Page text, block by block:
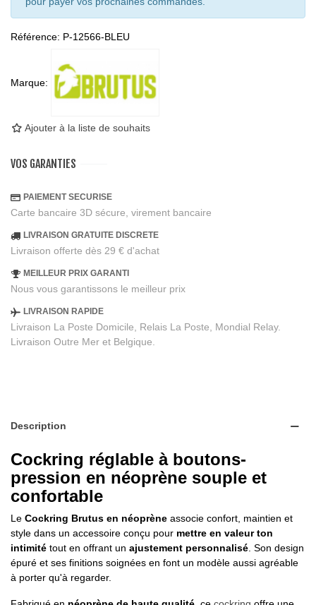
Référence: P-12566-BLEU
Marque:
Ajouter à la liste de souhaits
VOS GARANTIES
PAIEMENT SECURISE
Carte bancaire 3D sécure, virement bancaire
LIVRAISON GRATUITE DISCRETE
Livraison offerte dès 29 € d'achat
MEILLEUR PRIX GARANTI
Nous vous garantissons le meilleur prix
LIVRAISON RAPIDE
Livraison La Poste Domicile, Relais La Poste, Mondial Relay.
Livraison Outre Mer et Belgique.
Description
Cockring réglable à boutons-
pression en néoprène souple et
confortable
Le Cockring Brutus en néoprène associe confort, maintien et
style dans un accessoire conçu pour mettre en valeur ton
intimité tout en offrant un ajustement personnalisé . Son design
épuré et ses finitions soignées en font un modèle aussi agréable
à porter qu'à regarder.